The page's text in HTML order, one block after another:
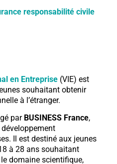
responsabilité civile
en Entreprise (VIE) est
souhaitant obtenir
à l’étranger.
par BUSINESS France,
Il est destiné aux jeunes
à 28 ans souhaitant
domaine scientifique,